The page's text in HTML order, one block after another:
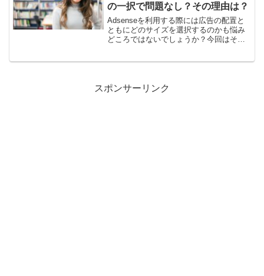
の一択で問題なし？その理由は？
Adsenseを利用する際には広告の配置と
ともにどのサイズを選択するのかも悩み
どころではないでしょうか？今回はそん
スポンサーリンク